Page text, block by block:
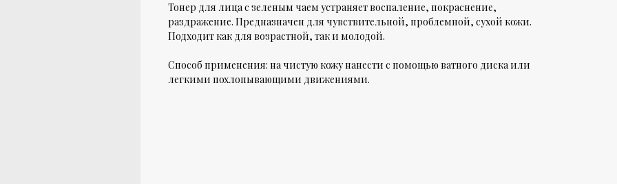
Тонер для лица с зеленым чаем устраняет воспаление, покраснение,
раздражение. Предназначен для чувствительной, проблемной, сухой кожи.
Подходит как для возрастной, так и молодой.
Способ применения: на чистую кожу нанести с помощью ватного диска или
легкими похлопывающими движениями.